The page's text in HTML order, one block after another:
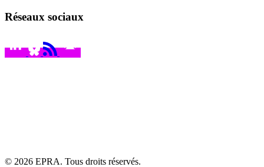
Réseaux sociaux
© 2026 EPRA. Tous droits réservés.